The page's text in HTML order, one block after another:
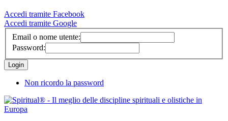
Accedi tramite Facebook
Accedi tramite Google
Email o nome utente:
Password:
Non ricordo la password